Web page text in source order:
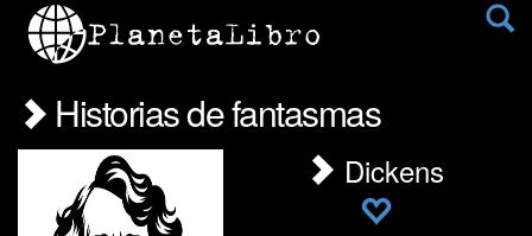
Historias de fantasmas
Dickens